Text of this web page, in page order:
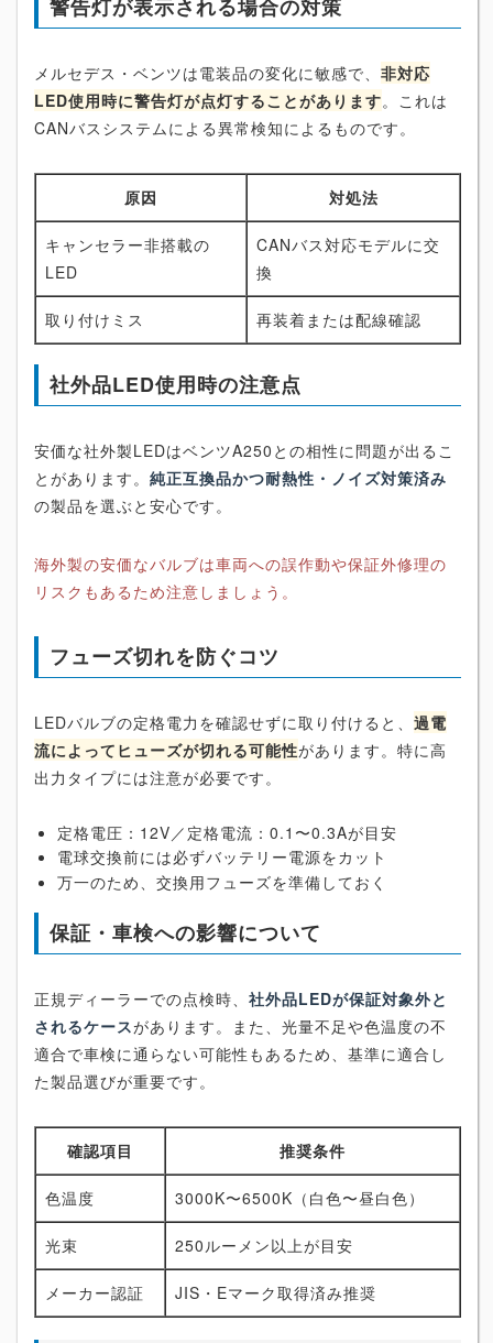
警告灯が表示される場合の対策
メルセデス・ベンツは電装品の変化に敏感で、 非対応
LED使用時に警告灯が点灯することがあります。これは
CANバスシステムによる異常検知によるものです。
原因 対処法
キャンセラー非搭載の
LED
CANバス対応モデルに交
換
取り付けミス 再装着または配線確認
社外品LED使用時の注意点
安価な社外製LEDはベンツA250との相性に問題が出るこ
とがあります。 純正互換品かつ耐熱性・ノイズ対策済み
の製品を選ぶと安心です。
海外製の安価なバルブは車両への誤作動や保証外修理の
リスクもあるため注意しましょう。
フューズ切れを防ぐコツ
LEDバルブの定格電力を確認せずに取り付けると、 過電
流によってヒューズが切れる可能性があります。特に高
出力タイプには注意が必要です。
定格電圧：12V／定格電流：0.1〜0.3Aが目安
電球交換前には必ずバッテリー電源をカット
万一のため、交換用フューズを準備しておく
保証・車検への影響について
正規ディーラーでの点検時、 社外品LEDが保証対象外と
されるケースがあります。また、光量不足や色温度の不
適合で車検に通らない可能性もあるため、基準に適合し
た製品選びが重要です。
確認項目 推奨条件
色温度 3000K〜6500K（白色〜昼白色）
光束 250ルーメン以上が目安
メーカー認証 JIS・Eマーク取得済み推奨